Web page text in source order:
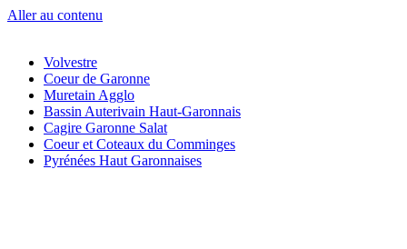
Aller au contenu
Volvestre
Coeur de Garonne
Muretain Agglo
Bassin Auterivain Haut-Garonnais
Cagire Garonne Salat
Coeur et Coteaux du Comminges
Pyrénées Haut Garonnaises